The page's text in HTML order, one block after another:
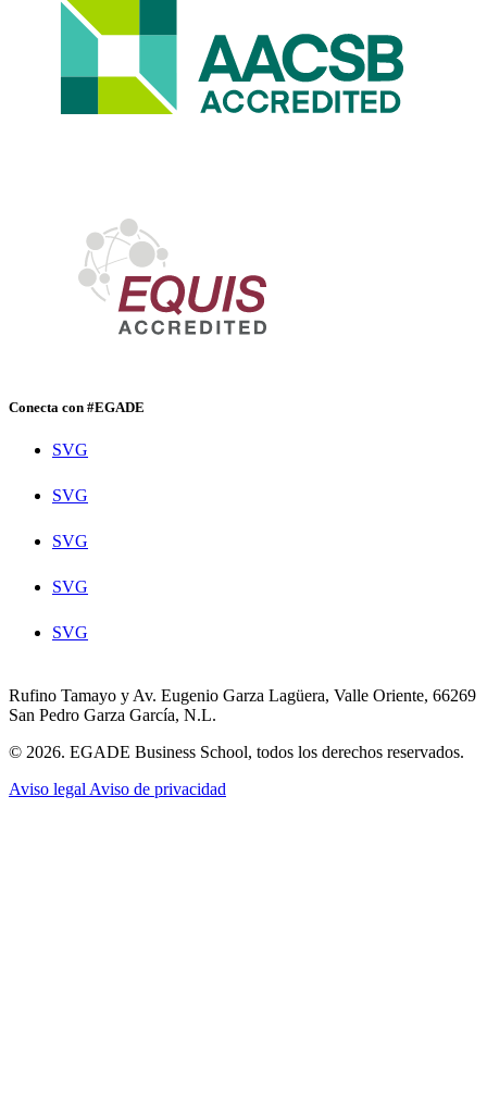
Conecta con #EGADE
SVG
SVG
SVG
SVG
SVG
Rufino Tamayo y Av. Eugenio Garza Lagüera, Valle Oriente, 66269
San Pedro Garza García, N.L.
© 2026. EGADE Business School, todos los derechos reservados.
Aviso legal Aviso de privacidad